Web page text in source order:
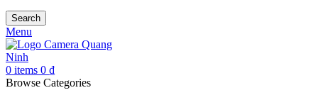
Search
Menu
0 items 0 ₫
Browse Categories